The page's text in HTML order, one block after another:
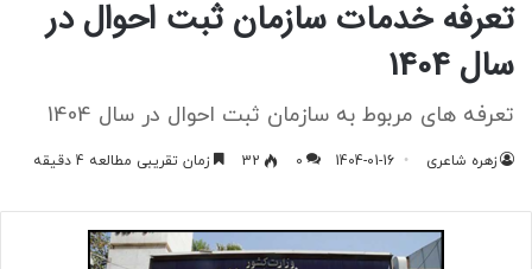
تعرفه خدمات سازمان ثبت احوال در
سال 1404
تعرفه های مربوط به سازمان ثبت احوال در سال 1404
زهره شاعری 1404-01-16
0
32 زمان تقریبی مطالعه 4 دقیقه